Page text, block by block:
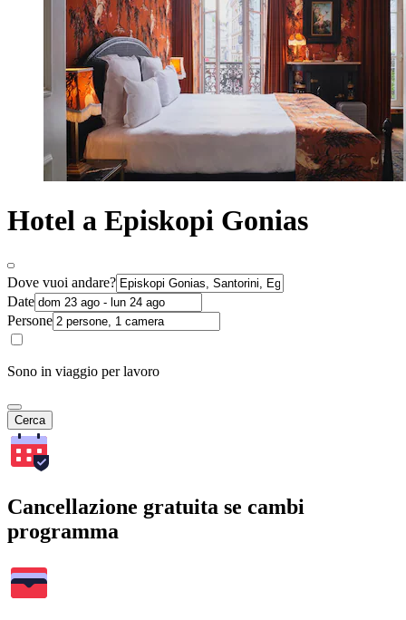
Hotel a Episkopi Gonias
Dove vuoi andare?
Date
Persone
Sono in viaggio per lavoro
Cerca
Cancellazione gratuita se cambi
programma